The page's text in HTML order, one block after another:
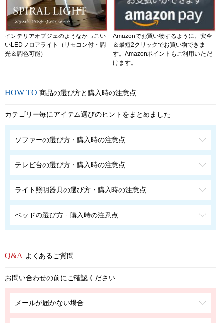
インテリアオブジェのようなかっこい
いLEDフロアライト（リモコン付・調
光＆調色可能）
Amazonでお買い物するように、安全
＆最短2クリックでお買い物できま
す。Amazonポイントもご利用いただ
けます。
商品の選び方と購入時の注意点
カテゴリー毎にアイテム選びのヒントをまとめました
ソファーの選び方・購入時の注意点
テレビ台の選び方・購入時の注意点
ライト照明器具の選び方・購入時の注意点
ベッドの選び方・購入時の注意点
よくあるご質問
お問い合わせの前にご確認ください
メールが届かない場合